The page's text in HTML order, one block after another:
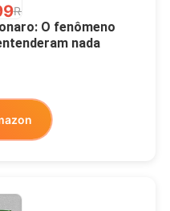
R$49,00
O fenômeno
nada